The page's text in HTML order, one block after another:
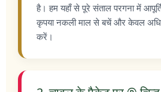
है। हम यहाँ से पूरे संताल परगना में
कृपया नकली माल से बचें और केवल
करें।